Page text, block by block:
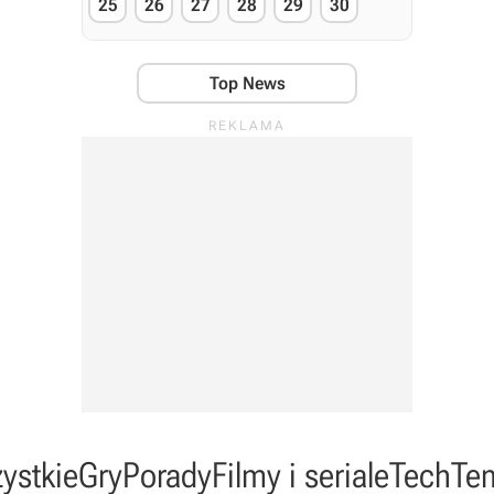
25 26 27 28 29 30
Top News
GryPoradyFilmy i serialeTech